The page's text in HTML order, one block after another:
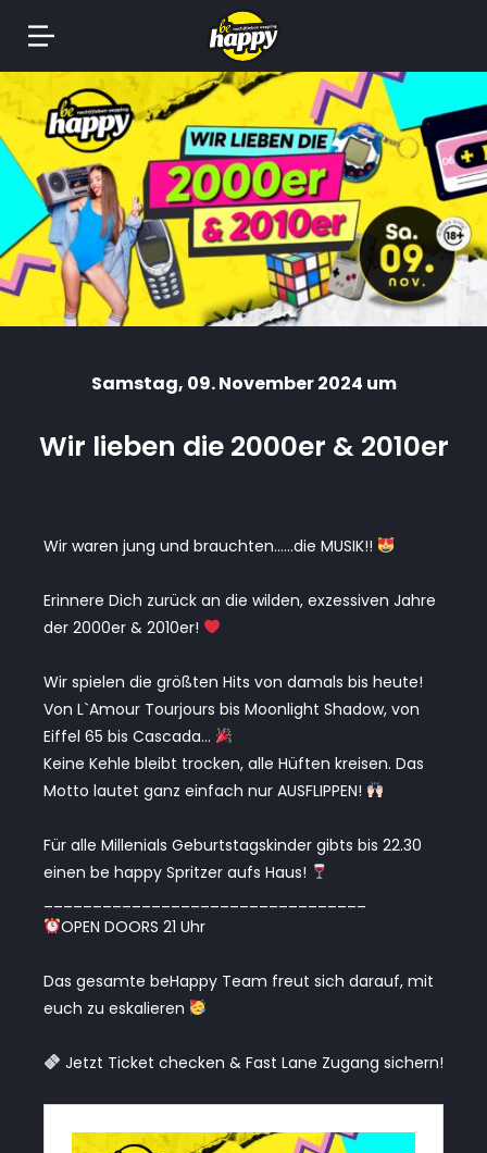
Inhalt
Samstag, 09. November 2024 um
Wir lieben die 2000er & 2010er
Wir waren jung und brauchten……die MUSIK!!
Erinnere Dich zurück an die wilden, exzessiven Jahre
der 2000er & 2010er!
Wir spielen die größten Hits von damals bis heute!
Von L`Amour Tourjours bis Moonlight Shadow, von
Eiffel 65 bis Cascada…
Keine Kehle bleibt trocken, alle Hüften kreisen. Das
Motto lautet ganz einfach nur AUSFLIPPEN!
Für alle Millenials Geburtstagskinder gibts bis 22.30
einen be happy Spritzer aufs Haus!
OPEN DOORS 21 Uhr
Das gesamte beHappy Team freut sich darauf, mit
euch zu eskalieren
Jetzt Ticket checken & Fast Lane Zugang sichern!